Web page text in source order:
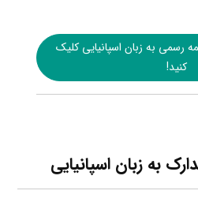
به زبان اسپانیایی کلیک
کنید!
به زبان اسپانیایی